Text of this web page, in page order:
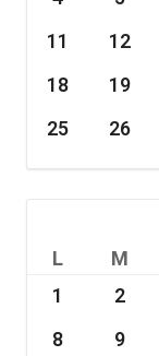
11
12
18
19
25
26
L M
1
2
8
9